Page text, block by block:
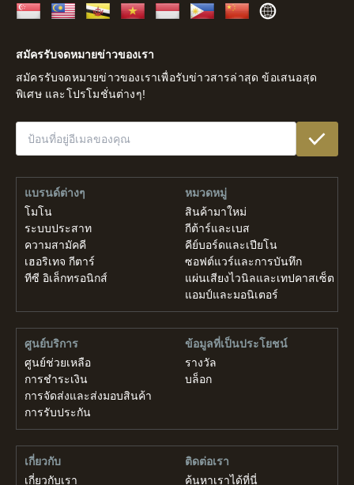
เหลือ
สมัครรับจดหมายข่าวของเรา
สมัครรับจดหมายข่าวของเราเพื่อรับข่าวสารล่าสุด ข้อเสนอสุด
พิเศษ และโปรโมชั่นต่างๆ!
แบรนด์ต่างๆ
โมโน
ระบบประสาท
ความสามัคคี
เฮอริเทจ กีตาร์
ทีซี อิเล็กทรอนิกส์
หมวดหมู่
สินค้ามาใหม่
กีต้าร์และเบส
คีย์บอร์ดและเปียโน
ซอฟต์แวร์และการบันทึก
แผ่นเสียงไวนิลและเทปคาสเซ็ต
แอมป์และมอนิเตอร์
ศูนย์บริการ
ศูนย์ช่วยเหลือ
การชำระเงิน
การจัดส่งและส่งมอบสินค้า
การรับประกัน
ข้อมูลที่เป็นประโยชน์
รางวัล
บล็อก
เกี่ยวกับ
เกี่ยวกับเรา
ติดต่อเรา
ค้นหาเราได้ที่นี่